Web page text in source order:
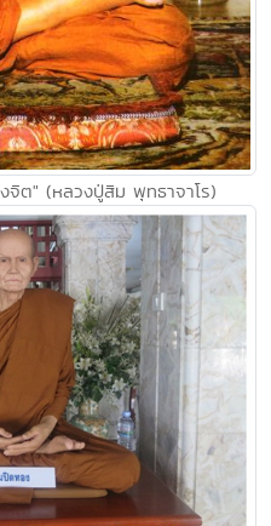
จิต" (หลวงปู่สิม พุทธาจาโร)